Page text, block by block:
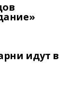
идут в